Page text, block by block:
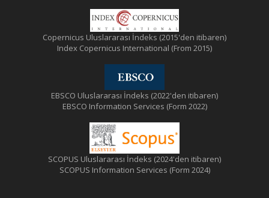
Copernicus Uluslararası İndeks (2015'den itibaren)
Index Copernicus International (From 2015)
EBSCO Uluslararası İndeks (2022'den itibaren)
EBSCO Information Services (Form 2022)
SCOPUS Uluslararası İndeks (2024'den itibaren)
SCOPUS Information Services (Form 2024)